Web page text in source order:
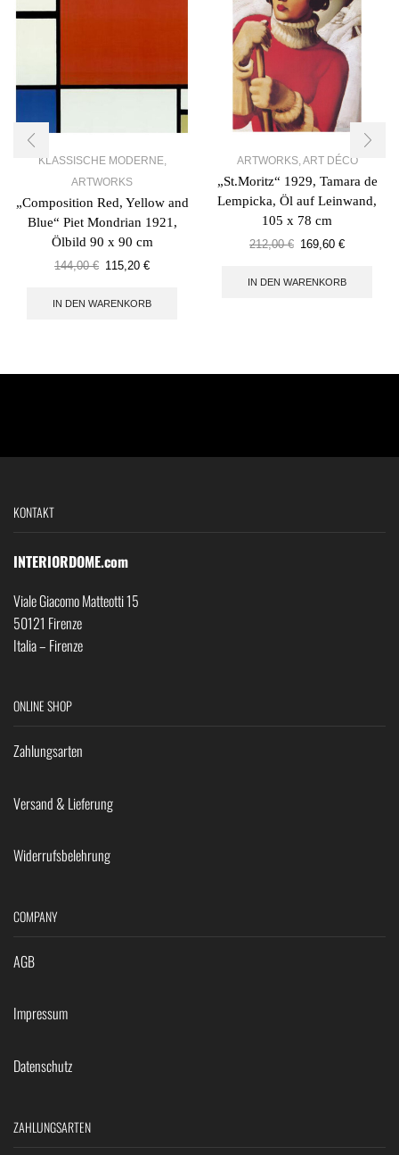
KLASSISCHE MODERNE,
ARTWORKS
„Composition Red, Yellow and
Blue“ Piet Mondrian 1921,
Ölbild 90 x 90 cm
144,00€ 115,20 €
IN DEN WARENKORB
ARTWORKS,ART DÉCO
„St.Moritz“ 1929, Tamara de
Lempicka, Öl auf Leinwand,
105 x 78 cm
212,00€ 169,60 €
IN DEN WARENKORB
KONTAKT
INTERIORDOME.com
Viale Giacomo Matteotti 15
50121 Firenze
Italia – Firenze
ONLINE SHOP
Zahlungsarten
Versand & Lieferung
Widerrufsbelehrung
COMPANY
AGB
Impressum
Datenschutz
ZAHLUNGSARTEN